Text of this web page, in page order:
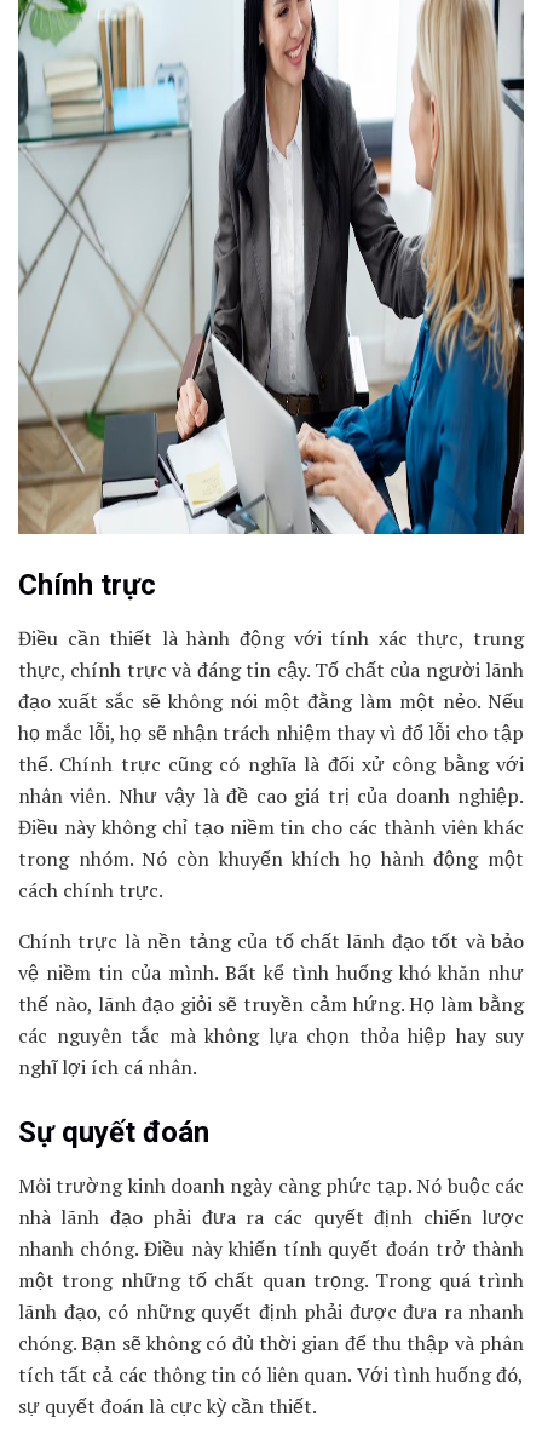
Chính trực
Điều cần thiết là hành động với tính xác thực, trung
thực, chính trực và đáng tin cậy. Tố chất của người lãnh
đạo xuất sắc sẽ không nói một đằng làm một nẻo. Nếu
họ mắc lỗi, họ sẽ nhận trách nhiệm thay vì đổ lỗi cho tập
thể. Chính trực cũng có nghĩa là đối xử công bằng với
nhân viên. Như vậy là đề cao giá trị của doanh nghiệp.
Điều này không chỉ tạo niềm tin cho các thành viên khác
trong nhóm. Nó còn khuyến khích họ hành động một
cách chính trực.
Chính trực là nền tảng của tố chất lãnh đạo tốt và bảo
vệ niềm tin của mình. Bất kể tình huống khó khăn như
thế nào, lãnh đạo giỏi sẽ truyền cảm hứng. Họ làm bằng
các nguyên tắc mà không lựa chọn thỏa hiệp hay suy
nghĩ lợi ích cá nhân.
Sự quyết đoán
Môi trường kinh doanh ngày càng phức tạp. Nó buộc các
nhà lãnh đạo phải đưa ra các quyết định chiến lược
nhanh chóng. Điều này khiến tính quyết đoán trở thành
một trong những tố chất quan trọng. Trong quá trình
lãnh đạo, có những quyết định phải được đưa ra nhanh
chóng. Bạn sẽ không có đủ thời gian để thu thập và phân
tích tất cả các thông tin có liên quan. Với tình huống đó,
sự quyết đoán là cực kỳ cần thiết.